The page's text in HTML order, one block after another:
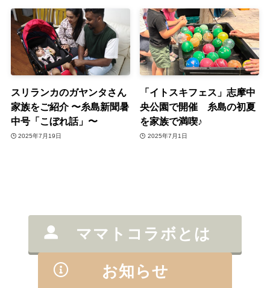
スリランカのガヤンタさん
家族をご紹介 〜糸島新聞暑
中号「こぼれ話」〜
2025年7月19日
「イトスキフェス」志摩中
央公園で開催 糸島の初夏
を家族で満喫♪
2025年7月1日
ママトコラボとは
お知らせ